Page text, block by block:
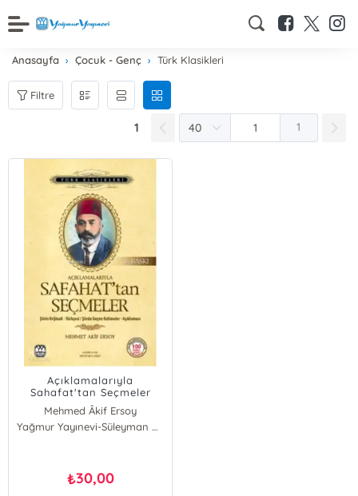
Anasayfa Çocuk - Genç Türk Klasikleri
Filtre
1 1
Açıklamalarıyla
Sahafat'tan Seçmeler
Mehmed Âkif Ersoy
Yağmur Yayınevi-Süleyman Özdemir
₺30,00